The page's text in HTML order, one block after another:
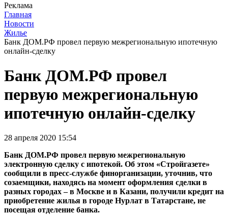
Реклама
Главная
Новости
Жилье
Банк ДОМ.РФ провел первую межрегиональную ипотечную
онлайн-сделку
Банк ДОМ.РФ провел
первую межрегиональную
ипотечную онлайн-сделку
28 апреля 2020 15:54
Банк ДОМ.РФ провел первую межрегиональную
электронную сделку с ипотекой. Об этом «Стройгазете»
сообщили в пресс-службе финорганизации, уточнив, что
созаемщики, находясь на момент оформления сделки в
разных городах – в Москве и в Казани, получили кредит на
приобретение жилья в городе Нурлат в Татарстане, не
посещая отделение банка.